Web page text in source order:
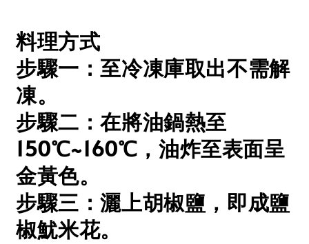
料理方式
步驟一：至冷凍庫取出不需解
凍。
步驟二：在將油鍋熱至
150℃~160℃，油炸至表面呈
金黃色。
步驟三：灑上胡椒鹽，即成鹽
椒魷米花。